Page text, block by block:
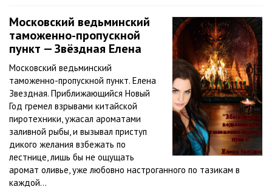
Московский ведьминский
таможенно-пропускной
пункт — Звёздная Елена
Московский ведьминский
таможенно-пропускной пункт. Елена
Звездная. Приближающийся Новый
Год гремел взрывами китайской
пиротехники, ужасал ароматами
заливной рыбы, и вызывал приступ
дикого желания взбежать по
лестнице, лишь бы не ощущать
аромат оливье, уже любовно настроганного по тазикам в
каждой...